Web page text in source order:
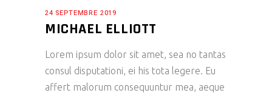
24 SEPTEMBRE 2019
MICHAEL ELLIOTT
Lorem ipsum dolor sit amet, sea no tantas
consul disputationi, ei his tota legere. Eu
affert malorum consequuntur mea, aeque